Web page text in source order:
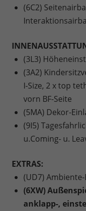
(6C2)
(3L3)
(3A2)
I-Size, 2 x top
vorn BF-Seite
(5MA) Dekor-
(9I5)
u.Coming- u.
EXTRAS:
(UD7)
(6XW)
anklapp-,